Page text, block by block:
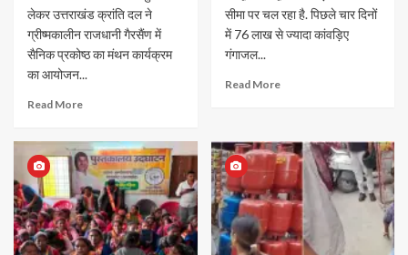
लेकर उत्तराखंड क्रांति दल ने
ग्रीष्मकालीन राजधानी गैरसैंण में
सैनिक प्रकोष्ठ का मंथन कार्यक्रम
का आयोजन...
Read More
सीमा पर चल रहा है. पिछले चार दिनों
में 76 लाख से ज्यादा कांवड़िए
गंगाजल...
Read More